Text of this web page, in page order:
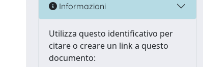
Informazioni
Utilizza questo identificativo per
citare o creare un link a questo
documento: